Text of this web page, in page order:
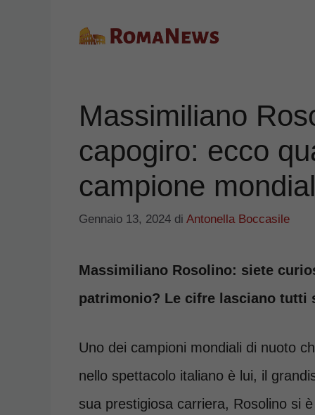
Massimiliano
capogiro: ecco
campione
Gennaio 13, 2024 di Antonella Boccasile
Massimiliano Rosolino: siete
patrimonio? Le cifre lasciano tutti
Uno dei campioni mondiali di nuoto
nello spettacolo italiano è lui, il
sua prestigiosa carriera, Rosolino si